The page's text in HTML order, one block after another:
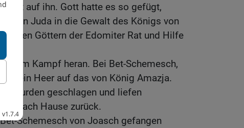
auf ihn. Gott hatte es so gefügt,
von Juda in die Gewalt des Königs von
bei den Göttern der Edomiter Rat und Hilfe
zum Kampf heran. Bei Bet-Schemesch,
sein Heer auf das von König Amazja.
wurden geschlagen und liefen
nach Hause zurück.
Schemesch von Joasch gefangen